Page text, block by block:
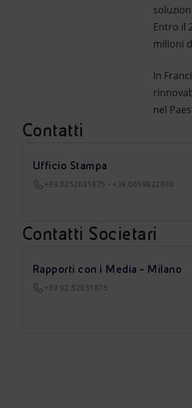
Entro il
milioni
In
nel
Contatti
Ufficio Stampa
+39.0252031875 - +39.0659822030
Contatti Societari
Rapporti con i Media - Milano
+39 02 52031875